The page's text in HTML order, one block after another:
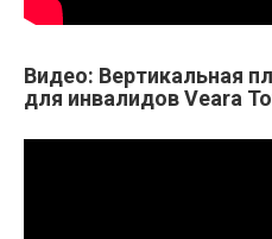
Видео: Вертикальная
для инвалидов Veara